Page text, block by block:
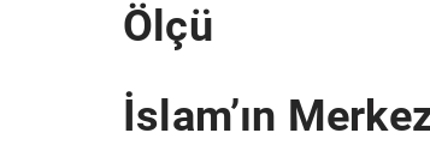
Ölçü
İslam’ın